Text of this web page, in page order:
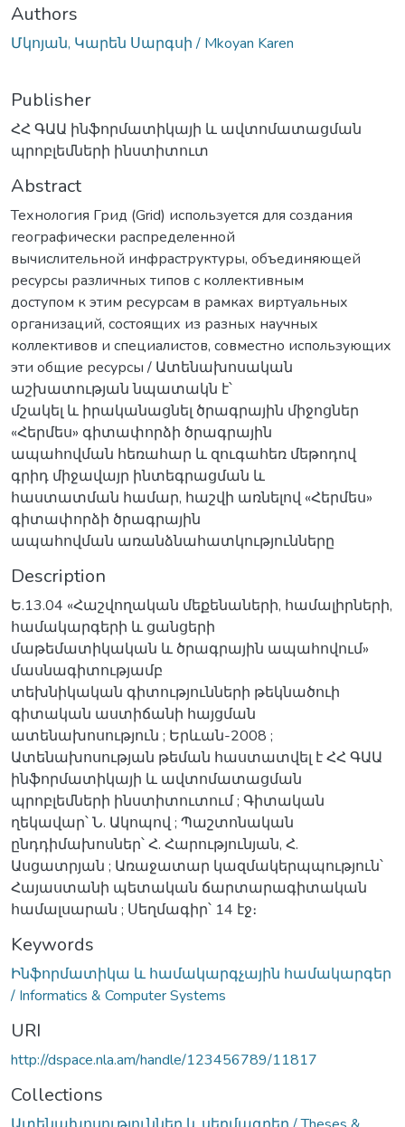
Authors
Մկոյան, Կարեն Սարգսի / Mkoyan Karen
Publisher
ՀՀ ԳԱԱ ինֆորմատիկայի և ավտոմատացման
պրոբլեմների ինստիտուտ
Abstract
Технология Грид (Grid) используется для создания
географически распределенной
вычислительной инфраструктуры, объединяющей
ресурсы различных типов с коллективным
доступом к этим ресурсам в рамках виртуальных
организаций, состоящих из разных научных
коллективов и специалистов, совместно использующих
эти общие ресурсы / Ատենախոսական
աշխատության նպատակն է՝
մշակել և իրականացնել ծրագրային միջոցներ
«Հերմես» գիտափորձի ծրագրային
ապահովման հեռահար և զուգահեռ մեթոդով
գրիդ միջավայր ինտեգրացման և
հաստատման համար, հաշվի առնելով «Հերմես»
գիտափորձի ծրագրային
ապահովման առանձնահատկությունները
Description
Ե.13.04 «Հաշվողական մեքենաների, համալիրների,
համակարգերի և ցանցերի
մաթեմատիկական և ծրագրային ապահովում»
մասնագիտությամբ
տեխնիկական գիտությունների թեկնածուի
գիտական աստիճանի հայցման
ատենախոսություն ; Երևան-2008 ;
Ատենախոսության թեման հաստատվել է ՀՀ ԳԱԱ
ինֆորմատիկայի և ավտոմատացման
պրոբլեմների ինստիտուտում ; Գիտական
ղեկավար՝ Ն. Ակոպով ; Պաշտոնական
ընդդիմախոսներ՝ Հ. Հարությունյան, Հ.
Ասցատրյան ; Առաջատար կազմակերպպություն՝
Հայաստանի պետական ճարտարագիտական
համալսարան ; Սեղմագիր՝ 14 էջ։
Keywords
Ինֆորմատիկա և համակարգչային համակարգեր
/ Informatics & Computer Systems
URI
http://dspace.nla.am/handle/123456789/11817
Collections